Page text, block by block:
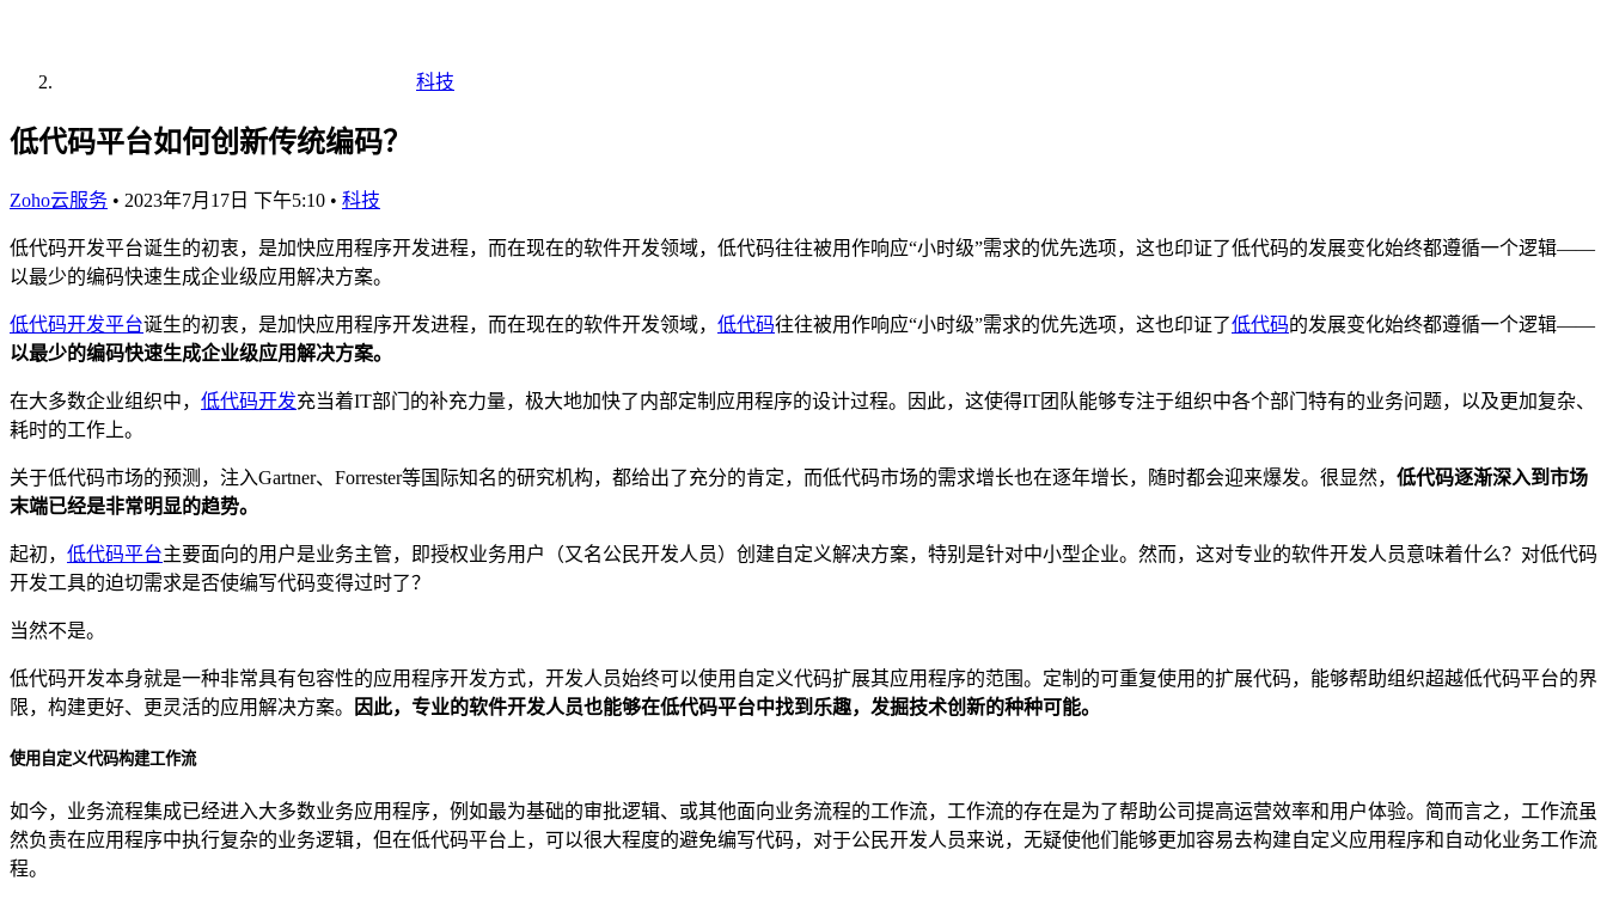
科技
低代码平台如何创新传统编码？
Zoho云服务 • 2023年7月17日 下午5:10 • 科技
低代码开发平台诞生的初衷，是加快应用程序开发进程，而在现在的软件开发领域，低代码往往被用作响应“小时级”需求的优先选项，这也印证了低代码的发展变化始终都遵循一个逻辑——
以最少的编码快速生成企业级应用解决方案。
低代码开发平台诞生的初衷，是加快应用程序开发进程，而在现在的软件开发领域， 低代码往往被用作响应“小时级”需求的优先选项，这也印证了低代码的发展变化始终都遵循一个逻辑——
以最少的编码快速生成企业级应用解决方案。
在大多数企业组织中， 低代码开发充当着IT部门的补充力量，极大地加快了内部定制应用程序的设计过程。因此，这使得IT团队能够专注于组织中各个部门特有的业务问题，以及更加复杂、
耗时的工作上。
关于低代码市场的预测，注入Gartner、Forrester等国际知名的研究机构，都给出了充分的肯定，而低代码市场的需求增长也在逐年增长，随时都会迎来爆发。很显然， 低代码逐渐深入到市场
末端已经是非常明显的趋势。
起初， 低代码平台主要面向的用户是业务主管，即授权业务用户（又名公民开发人员）创建自定义解决方案，特别是针对中小型企业。然而，这对专业的软件开发人员意味着什么？对低代码
开发工具的迫切需求是否使编写代码变得过时了？
当然不是。
低代码开发本身就是一种非常具有包容性的应用程序开发方式，开发人员始终可以使用自定义代码扩展其应用程序的范围。定制的可重复使用的扩展代码，能够帮助组织超越低代码平台的界
限，构建更好、更灵活的应用解决方案。
因此，专业的软件开发人员也能够在低代码平台中找到乐趣，发掘技术创新的种种可能。
使用自定义代码构建工作流
如今，业务流程集成已经进入大多数业务应用程序，例如最为基础的审批逻辑、或其他面向业务流程的工作流，工作流的存在是为了帮助公司提高运营效率和用户体验。简而言之，工作流虽
然负责在应用程序中执行复杂的业务逻辑，但在低代码平台上，可以很大程度的避免编写代码，对于公民开发人员来说，无疑使他们能够更加容易去构建自定义应用程序和自动化业务工作流
程。